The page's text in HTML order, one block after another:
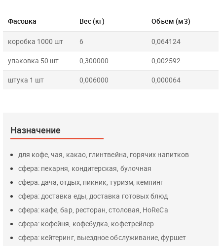
Фасовка Вес (кг) Объём (м3)
коробка 1000 шт 6 0,064124
упаковка 50 шт 0,300000 0,002592
штука 1 шт 0,006000 0,000064
Назначение
для кофе, чая, какао, глинтвейна, горячих напитков
сфера: пекарня, кондитерская, булочная
сфера: дача, отдых, пикник, туризм, кемпинг
сфера: доставка еды, доставка готовых блюд
сфера: кафе, бар, ресторан, столовая, HoReCa
сфера: кофейня, кофебудка, кофетрейлер
сфера: кейтеринг, выездное обслуживание, фуршет